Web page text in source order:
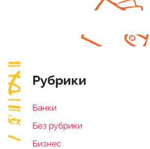
Рубрики
Банки
Без рубрики
Бизнес